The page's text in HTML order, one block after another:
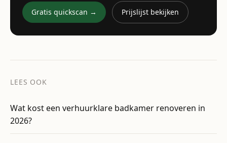
Gratis quickscan → Prijslijst bekijken
LEES OOK
Wat kost een verhuurklare badkamer renoveren in
2026?